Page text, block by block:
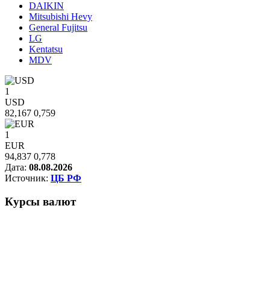
DAIKIN
Mitsubishi Hevy
General Fujitsu
LG
Kentatsu
MDV
1
USD
82,167 0,759
1
EUR
94,837 0,778
Дата: 08.08.2026
Источник: ЦБ РФ
Курсы валют